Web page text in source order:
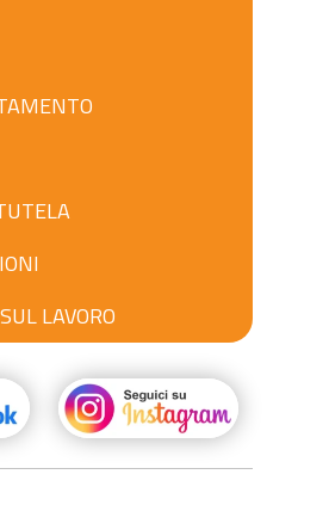
LAVORO